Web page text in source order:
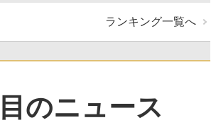
ランキング一覧へ
のニュース